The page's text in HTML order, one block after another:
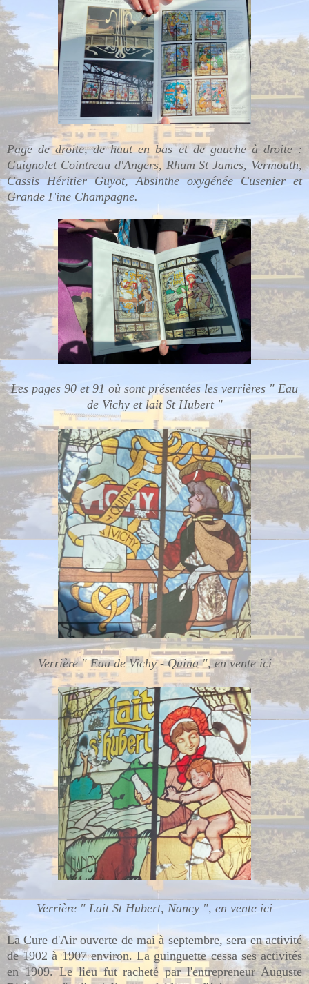
Page de droite, de haut en bas et de gauche à droite :
Guignolet Cointreau d'Angers, Rhum St James, Vermouth,
Cassis Héritier Guyot, Absinthe oxygénée Cusenier et
Grande Fine Champagne.
Les pages 90 et 91 où sont présentées les verrières " Eau
de Vichy et lait St Hubert "
Verrière " Eau de Vichy - Quina ", en vente ici
Verrière " Lait St Hubert, Nancy ", en vente ici
La Cure d'Air ouverte de mai à septembre, sera en activité
de 1902 à 1907 environ.La guinguette cessa ses activités
en 1909. Le lieu fut racheté par l'entrepreneur Auguste